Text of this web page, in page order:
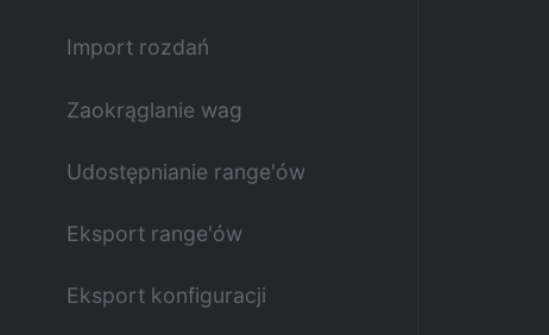
Import rozdań
Zaokrąglanie wag
Udostępnianie range'ów
Eksport range'ów
Eksport konfiguracji